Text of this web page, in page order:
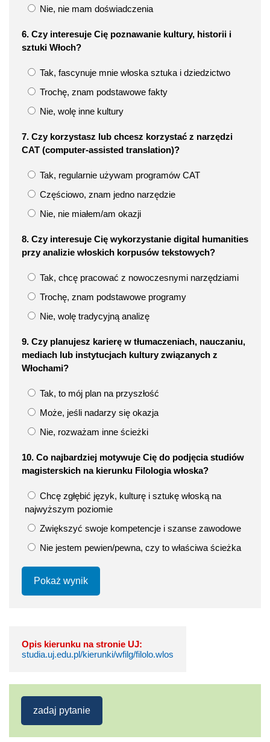
Nie, nie mam doświadczenia
6. Czy interesuje Cię poznawanie kultury, historii i
sztuki Włoch?
Tak, fascynuje mnie włoska sztuka i dziedzictwo
Trochę, znam podstawowe fakty
Nie, wolę inne kultury
7. Czy korzystasz lub chcesz korzystać z narzędzi
CAT (computer-assisted translation)?
Tak, regularnie używam programów CAT
Częściowo, znam jedno narzędzie
Nie, nie miałem/am okazji
8. Czy interesuje Cię wykorzystanie digital humanities
przy analizie włoskich korpusów tekstowych?
Tak, chcę pracować z nowoczesnymi narzędziami
Trochę, znam podstawowe programy
Nie, wolę tradycyjną analizę
9. Czy planujesz karierę w tłumaczeniach, nauczaniu,
mediach lub instytucjach kultury związanych z
Włochami?
Tak, to mój plan na przyszłość
Może, jeśli nadarzy się okazja
Nie, rozważam inne ścieżki
10. Co najbardziej motywuje Cię do podjęcia studiów
magisterskich na kierunku Filologia włoska?
Chcę zgłębić język, kulturę i sztukę włoską na
najwyższym poziomie
Zwiększyć swoje kompetencje i szanse zawodowe
Nie jestem pewien/pewna, czy to właściwa ścieżka
Pokaż wynik
Opis kierunku na stronie UJ:
studia.uj.edu.pl/kierunki/wfilg/filolo.wlos
zadaj pytanie